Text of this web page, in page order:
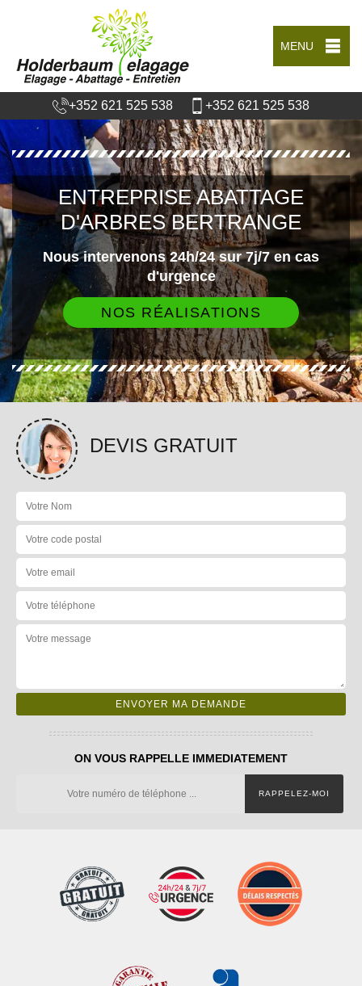
MENU
+352 621 525 538 +352 621 525 538
ENTREPRISE ABATTAGE
D'ARBRES BERTRANGE
Nous intervenons 24h/24 sur 7j/7 en cas
d'urgence
NOS RÉALISATIONS
DEVIS GRATUIT
ON VOUS RAPPELLE IMMEDIATEMENT